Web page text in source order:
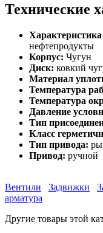
Технические
нефтепродукты
Корпус: Чугун
Диск: ковкий
Материал
Температура
Температура
Давление
Тип
Класс
Тип привода:
Привод: ручной
Вентили Задвижки
арматура
Другие товары этой